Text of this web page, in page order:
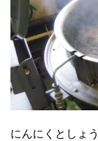
にんにくとしょ